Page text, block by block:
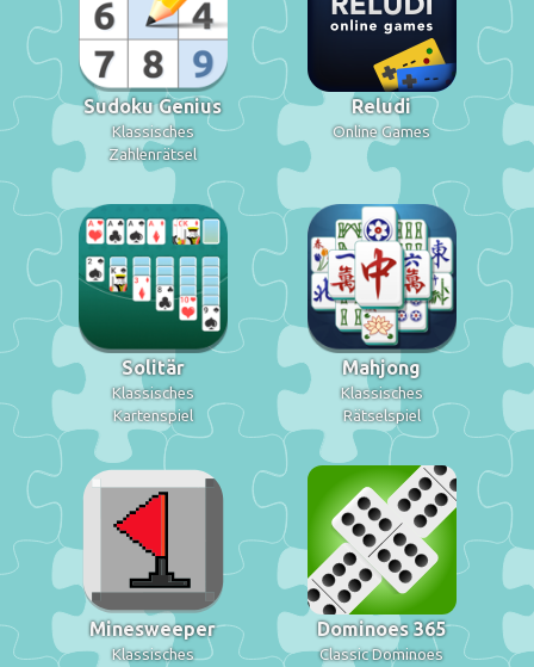
Sudoku Genius
Klassisches
Zahlenrätsel
Reludi
Online Games
Solitär
Klassisches
Kartenspiel
Mahjong
Klassisches
Rätselspiel
Minesweeper
Klassisches
Dominoes 365
Classic Dominoes